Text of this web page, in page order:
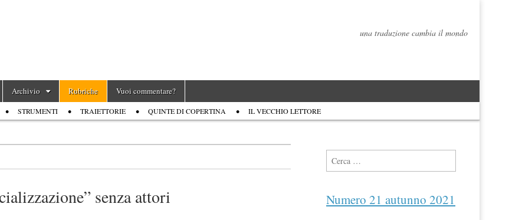
una traduzione cambia il mondo
Archivio Rubriche Vuoi commentare?
STRUMENTI TRAIETTORIE QUINTE DI COPERTINA IL VECCHIO LETTORE
senza attori
Ricerca per:
Numero 21 autunno 2021